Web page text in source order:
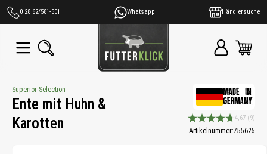
springen
0 28 62/581-501 Whatsapp Händlersuche
Superior Selection
Ente mit Huhn &
Karotten
MADE IN
GERMANY
Durchschnittliche
4,67 (9)
Artikelnummer:755625